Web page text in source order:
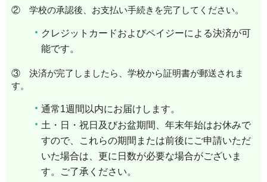
② 学校の承認後、お支払い手続きを完了してください。
クレジットカードおよびペイジーによる決済が可
能です。
③ 決済が完了しましたら、学校から証明書が郵送されま
す。
通常1週間以内にお届けします。
土・日・祝日及びお盆期間、年末年始はお休みで
すので、これらの期間または前後にご申請いただ
いた場合は、更に日数が必要な場合がございま
す。ご了承ください。